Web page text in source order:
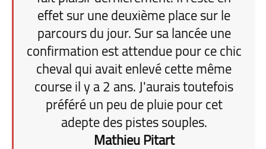
effet sur une deuxième place sur le
parcours du jour. Sur sa lancée une
confirmation est attendue pour ce chic
cheval qui avait enlevé cette même
course il y a 2 ans. J'aurais toutefois
préféré un peu de pluie pour cet
adepte des pistes souples.
Mathieu Pitart